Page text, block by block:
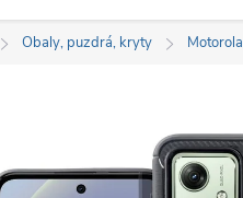
Obaly, puzdrá, kryty Motorola